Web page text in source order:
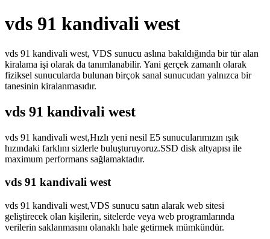
vds 91 kandivali west
vds 91 kandivali west, VDS sunucu aslına bakıldığında bir tür alan
kiralama işi olarak da tanımlanabilir. Yani gerçek zamanlı olarak
fiziksel sunucularda bulunan birçok sanal sunucudan yalnızca bir
tanesinin kiralanmasıdır.
vds 91 kandivali west
vds 91 kandivali west,Hızlı yeni nesil E5 sunucularımızın ışık
hızındaki farklını sizlerle buluşturuyoruz.SSD disk altyapısı ile
maximum performans sağlamaktadır.
vds 91 kandivali west
vds 91 kandivali west,VDS sunucu satın alarak web sitesi
geliştirecek olan kişilerin, sitelerde veya web programlarında
verilerin saklanmasını olanaklı hale getirmek mümkündür.